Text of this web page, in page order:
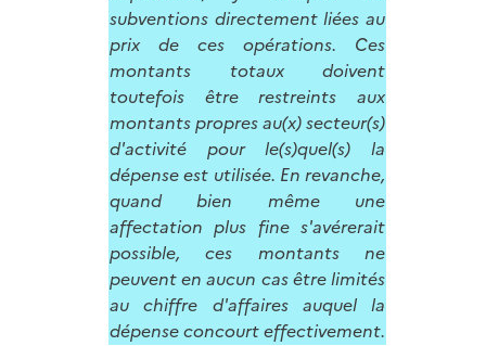
subventions directement liées au
prix de ces opérations. Ces
montants totaux doivent
toutefois être restreints aux
montants propres au(x) secteur(s)
d'activité pour le(s)quel(s) la
dépense est utilisée. En revanche,
quand bien même une
affectation plus fine s'avérerait
possible, ces montants ne
peuvent en aucun cas être limités
au chiffre d'affaires auquel la
dépense concourt effectivement.